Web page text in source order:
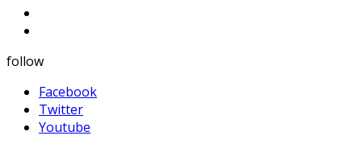
follow
Facebook
Twitter
Youtube